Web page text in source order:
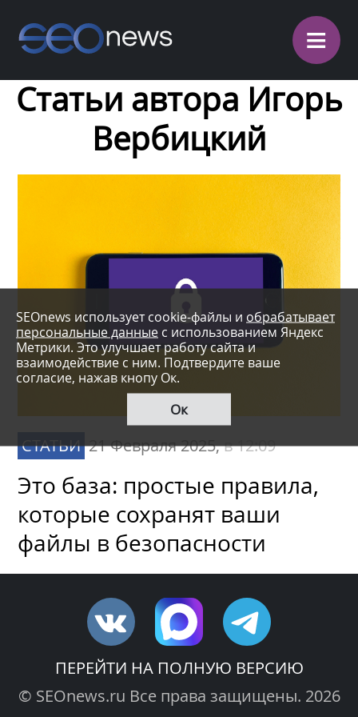
≡
Статьи автора Игорь
Вербицкий
СТАТЬИ 21 Февраля 2025,в 12:09
Это база: простые правила,
которые сохранят ваши
файлы в безопасности
SEOnews использует cookie-файлы и обрабатывает
персональные данные с использованием Яндекс
Метрики. Это улучшает работу сайта и
взаимодействие с ним. Подтвердите ваше
согласие, нажав кнопу Ок.
Ок
ПЕРЕЙТИ НА ПОЛНУЮ ВЕРСИЮ
© SEOnews.ru Все права защищены. 2026